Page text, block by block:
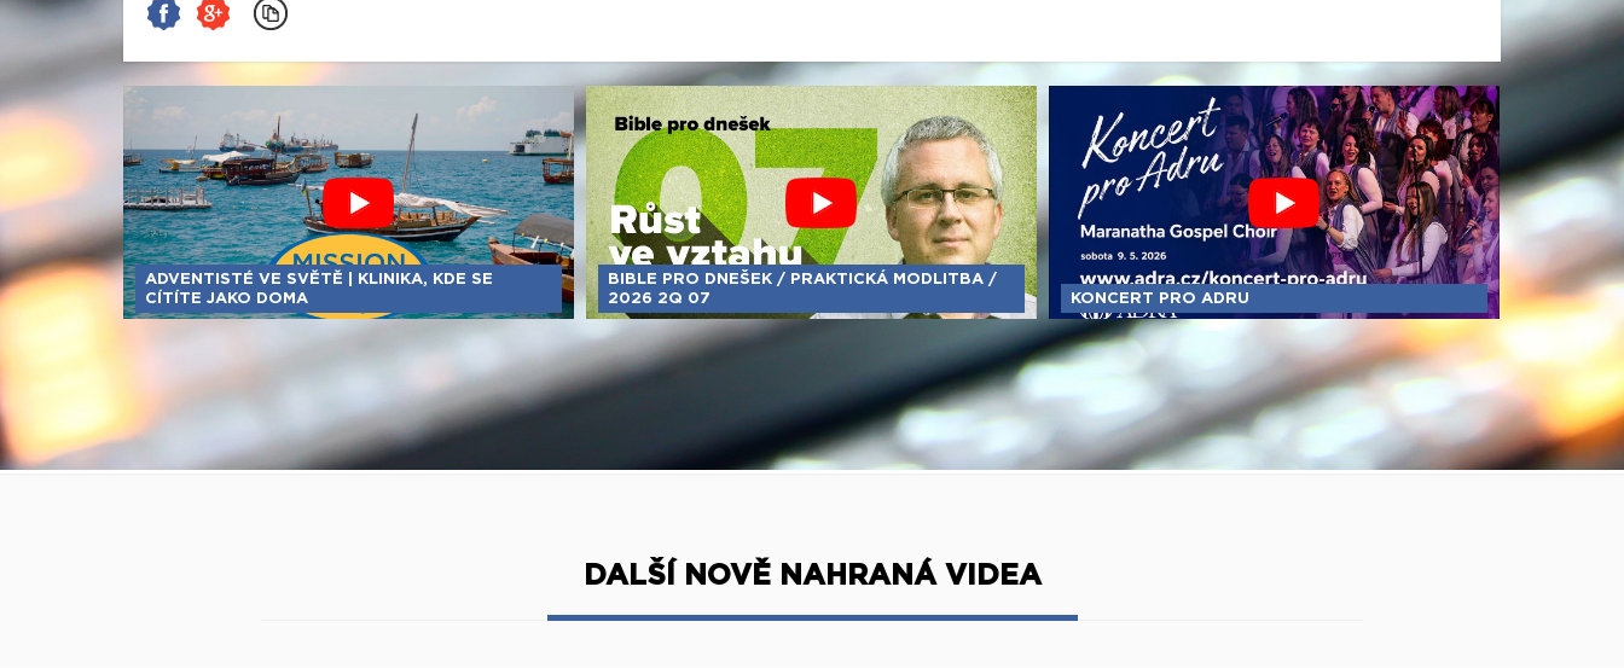
ADVENTISTÉ VE SVĚTĚ | KLINIKA, KDE SE
CÍTÍTE JAKO DOMA
BIBLE PRO DNEŠEK / PRAKTICKÁ MODLITBA /
2026 2Q 07
KONCERT PRO ADRU
DALŠÍ NOVĚ NAHRANÁ VIDEA